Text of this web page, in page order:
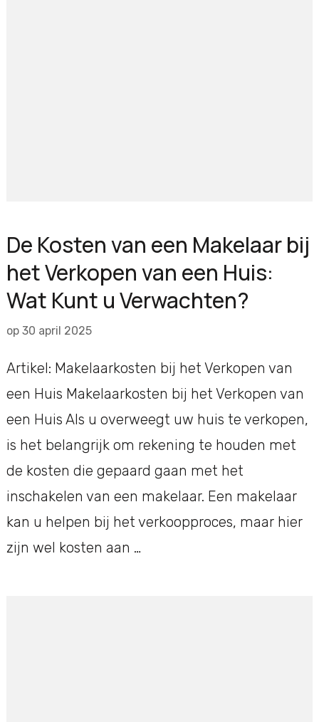
De Kosten van een Makelaar bij
het Verkopen van een Huis:
Wat Kunt u Verwachten?
op 30 april 2025
Artikel: Makelaarkosten bij het Verkopen van
een Huis Makelaarkosten bij het Verkopen van
een Huis Als u overweegt uw huis te verkopen,
is het belangrijk om rekening te houden met
de kosten die gepaard gaan met het
inschakelen van een makelaar. Een makelaar
kan u helpen bij het verkoopproces, maar hier
zijn wel kosten aan …